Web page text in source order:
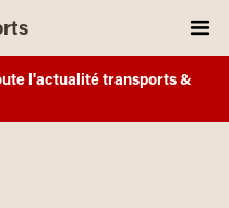
l'actualité transports &